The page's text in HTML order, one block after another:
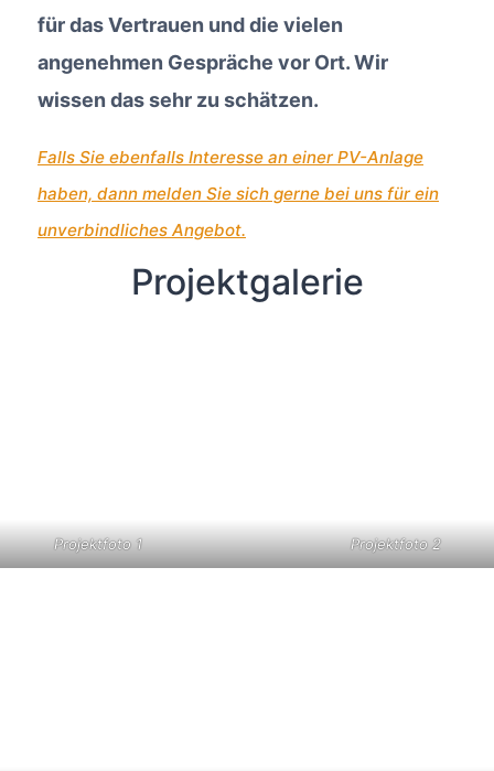
für das Vertrauen und die vielen
angenehmen Gespräche vor Ort. Wir
wissen das sehr zu schätzen.
Falls Sie ebenfalls Interesse an einer PV-Anlage
haben, dann melden Sie sich gerne bei uns für ein
unverbindliches Angebot.
Projektgalerie
Projektfoto 1 Projektfoto 2